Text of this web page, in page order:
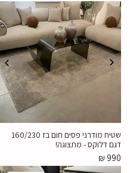
שטיח מודרני פסים חום בז 160/230
דגם דלוקס - מתצוגה!
₪990